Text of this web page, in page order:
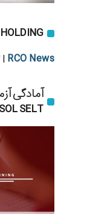
| RCO News
آمادگی
SELT